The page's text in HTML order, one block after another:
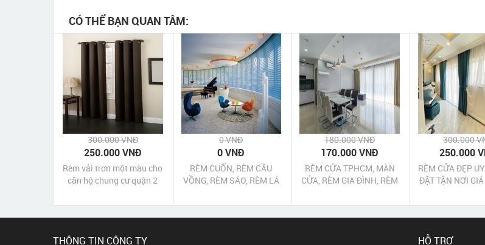
CÓ THỂ BẠN QUAN TÂM:
300.000 VNĐ
250.000 VNĐ
Rèm vải trơn một màu cho
căn hộ chung cư quận 2
0 VNĐ
0 VNĐ
RÈM CUỐN, RÈM CẦU
VỒNG, RÈM SÁO, RÈM LÁ
180.000 VNĐ
170.000 VNĐ
RÈM CỬA TPHCM, MÀN
CỬA, RÈM GIA ĐÌNH, RÈM
300.000
250.000
RÈM CỬA ĐẸP
ĐẶT TẬN NƠI GIÁ
THÔNG TIN CÔNG TY HỖ TRỢ